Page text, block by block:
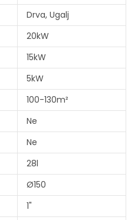
Drva, Ugalj
20kW
15kW
5kW
100-130m²
Ne
Ne
28l
Ø150
1"